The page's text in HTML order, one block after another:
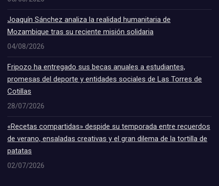
Joaquín Sánchez analiza la realidad humanitaria de
Mozambique tras su reciente misión solidaria
04/08/2026
Fripozo ha entregado sus becas anuales a estudiantes,
promesas del deporte y entidades sociales de Las Torres de
Cotillas
28/07/2026
«Recetas compartidas» despide su temporada entre recuerdos
de verano, ensaladas creativas y el gran dilema de la tortilla de
patatas
02/07/2026